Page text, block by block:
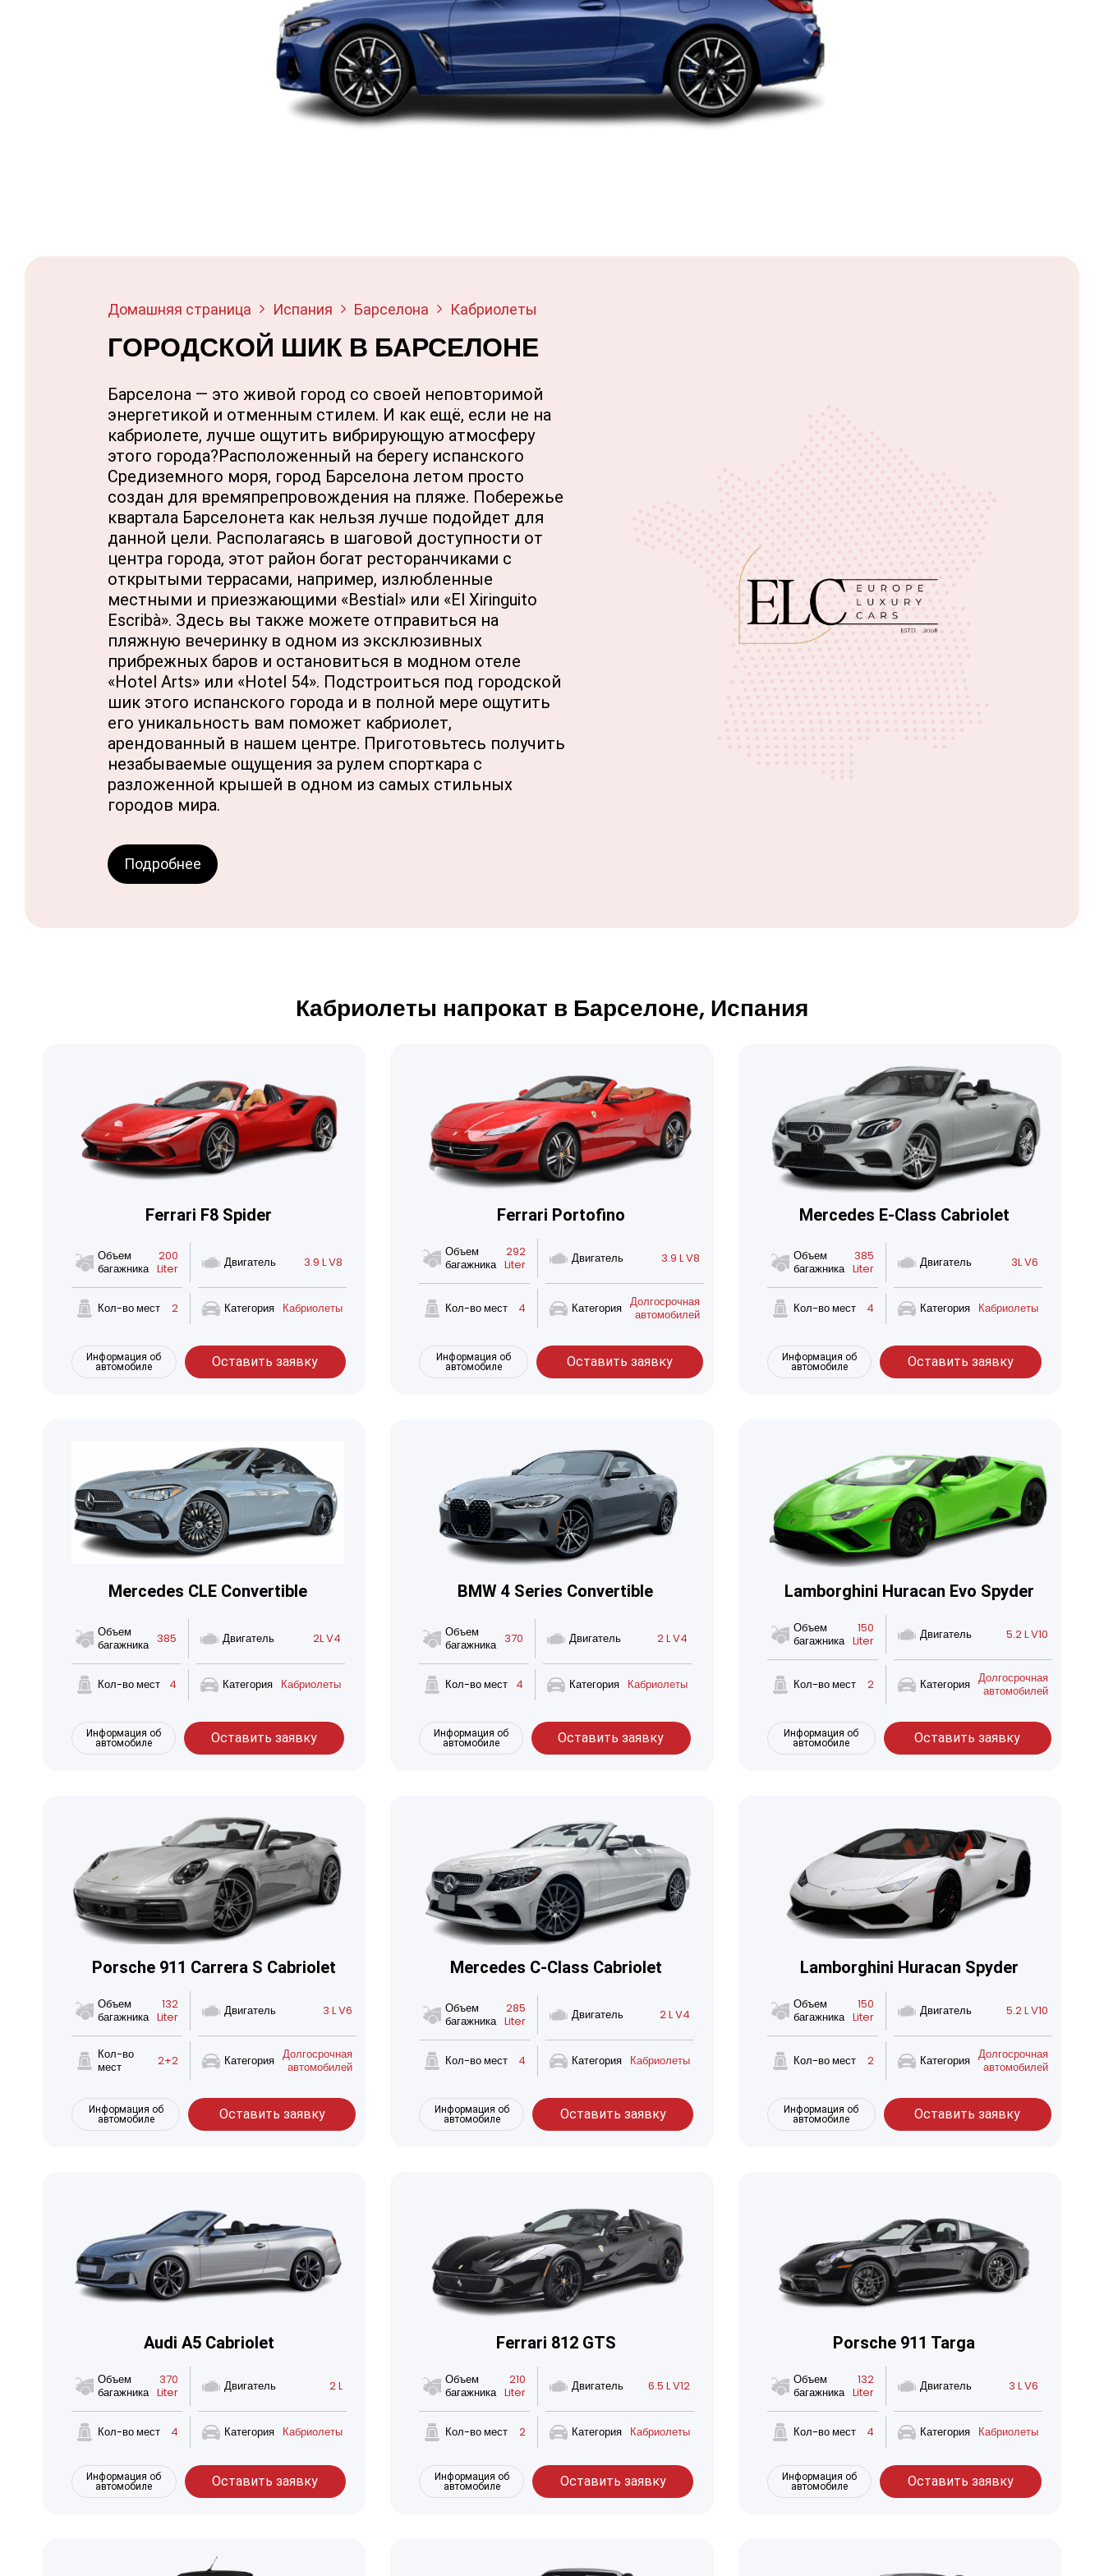
Домашняя страница Испания Барселона Кабриолеты
ГОРОДСКОЙ ШИК В БАРСЕЛОНЕ
Барселона — это живой город со своей неповторимой
энергетикой и отменным стилем. И как ещё, если не на
кабриолете, лучше ощутить вибрирующую атмосферу
этого города?Расположенный на берегу испанского
Средиземного моря, город Барселона летом просто
создан для времяпрепровождения на пляже. Побережье
квартала Барселонета как нельзя лучше подойдет для
данной цели. Располагаясь в шаговой доступности от
центра города, этот район богат ресторанчиками с
открытыми террасами, например, излюбленные
местными и приезжающими «Bestial» или «El Xiringuito
Escribà». Здесь вы также можете отправиться на
пляжную вечеринку в одном из эксклюзивных
прибрежных баров и остановиться в модном отеле
«Hotel Arts» или «Hotel 54». Подстроиться под городской
шик этого испанского города и в полной мере ощутить
его уникальность вам поможет кабриолет,
арендованный в нашем центре. Приготовьтесь получить
незабываемые ощущения за рулем спорткара с
разложенной крышей в одном из самых стильных
городов мира.
Подробнее
Кабриолеты напрокат в Барселоне, Испания
Ferrari F8 Spider
Объем
багажника
200
Liter
Двигатель 3.9 L V8
Кол-во мест 2 Категория Кабриолеты
Информация об
автомобиле
Оставить заявку
Ferrari Portofino
Объем
багажника
292
Liter
Двигатель 3.9 L V8
Кол-во мест 4 Категория Долгосрочная
автомобилей
Информация об
автомобиле
Оставить заявку
Mercedes E-Class Cabriolet
Объем
багажника
385
Liter
Двигатель 3L V6
Кол-во мест 4 Категория Кабриолеты
Информация об
автомобиле
Оставить заявку
Mercedes CLE Convertible
Объем
багажника 385 Двигатель 2L V4
Кол-во мест 4 Категория Кабриолеты
Информация об
автомобиле
Оставить заявку
BMW 4 Series Convertible
Объем
багажника 370 Двигатель 2 L V4
Кол-во мест 4 Категория Кабриолеты
Информация об
автомобиле
Оставить заявку
Lamborghini Huracan Evo Spyder
Объем
багажника
150
Liter
Двигатель 5.2 L V10
Кол-во мест 2 Категория Долгосрочная
автомобилей
Информация об
автомобиле
Оставить заявку
Porsche 911 Carrera S Cabriolet
Объем
багажника
132
Liter
Двигатель 3 L V6
Кол-во
мест
2+2 Категория Долгосрочная
автомобилей
Информация об
автомобиле
Оставить заявку
Mercedes C-Class Cabriolet
Объем
багажника
285
Liter
Двигатель 2 L V4
Кол-во мест 4 Категория Кабриолеты
Информация об
автомобиле
Оставить заявку
Lamborghini Huracan Spyder
Объем
багажника
150
Liter
Двигатель 5.2 L V10
Кол-во мест 2 Категория Долгосрочная
автомобилей
Информация об
автомобиле
Оставить заявку
Audi A5 Cabriolet
Объем
багажника
370
Liter
Двигатель 2 L
Кол-во мест 4 Категория Кабриолеты
Информация об
автомобиле
Оставить заявку
Ferrari 812 GTS
Объем
багажника
210
Liter
Двигатель 6.5 L V12
Кол-во мест 2 Категория Кабриолеты
Информация об
автомобиле
Оставить заявку
Porsche 911 Targa
Объем
багажника
132
Liter
Двигатель 3 L V6
Кол-во мест 4 Категория Кабриолеты
Информация об
автомобиле
Оставить заявку